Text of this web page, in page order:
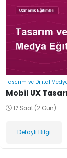
Tasarım ve Dijital
Mobil UX
12 Saat (2 Gün)
Detaylı Bilgi